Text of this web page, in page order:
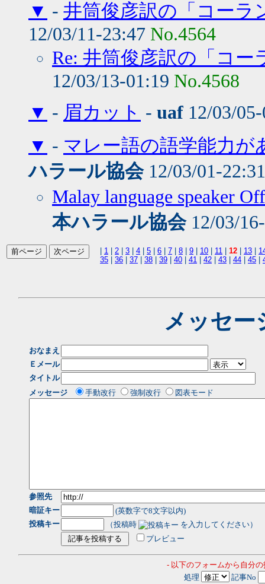
▼ - 井筒俊彦訳の「コーラ
12/03/11-23:47 No.4564
Re: 井筒俊彦訳の「コー
12/03/13-01:19 No.4568
▼ - 眉カット - uaf 12/03/
▼ - マレー語の語学能力が
ハラール協会12/03/01-
Malay language speaker
本ハラール協会12/03/
1 2 3 4 5 6 7 8 9 10 11 12 13
35
36 37 38 39 40 41 42 43 44 45
メッセー
おなまえ
Ｅメール
タイトル
メッセージ
手動改行 強制改行 図表モード
参照先
暗証キー
(英数字で8文字以内)
投稿キー
（投稿時
を入力してください）
プレビュー
- 以下のフォームから自分
処理
記事No